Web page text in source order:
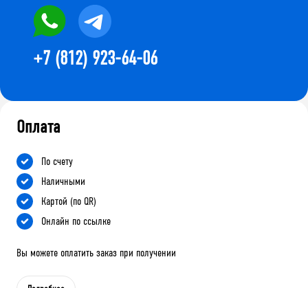
+7 (812) 923-64-06
Оплата
По счету
Наличными
Картой (по QR)
Онлайн по ссылке
Вы можете оплатить заказ при получении